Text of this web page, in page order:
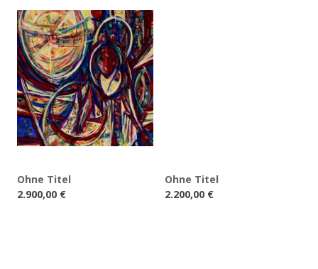
Ohne Titel
2.900,00 €
Ohne Titel
2.200,00 €